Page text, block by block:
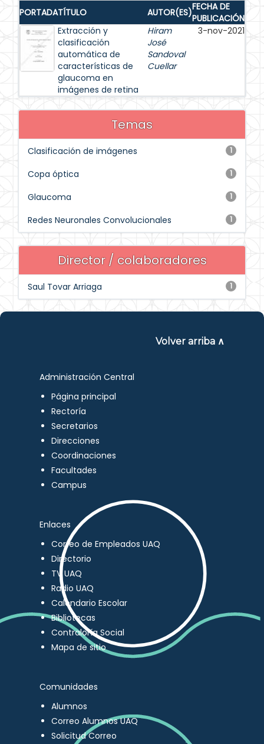
PORTADATÍTULO AUTOR(ES)FECHA DE
PUBLICACIÓN
Extracción y
clasificación
automática de
características de
glaucoma en
imágenes de retina
Hiram
José
Sandoval
Cuellar
3-nov-2021
Temas
1
Clasificación de imágenes
1
Copa óptica
1
Glaucoma
1
Redes Neuronales Convolucionales
Director / colaboradores
1
Saul Tovar Arriaga
Volver arriba ∧
Administración Central
Página principal
Rectoría
Secretarios
Direcciones
Coordinaciones
Facultades
Campus
Enlaces
Correo de Empleados UAQ
Directorio
TV UAQ
Radio UAQ
Calendario Escolar
Bibliotecas
Contraloría Social
Mapa de sitio
Comunidades
Alumnos
Correo Alumnos UAQ
Solicitud Correo